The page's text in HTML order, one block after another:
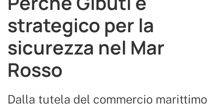
strategico per la
sicurezza nel Mar
Rosso
Dalla tutela del commercio marittimo